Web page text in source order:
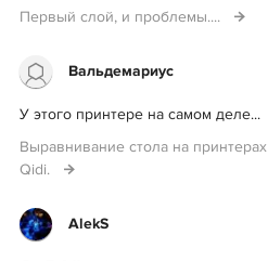
Первый слой, и проблемы....
Вальдемариус
У этого принтере на самом деле...
Выравнивание стола на принтерах
Qidi.
AlekS